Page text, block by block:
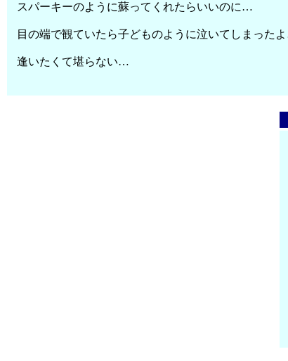
スパーキーのように蘇ってくれたらいいのに…
目の端で観ていたら子どものように泣いてしまった
逢いたくて堪らない…